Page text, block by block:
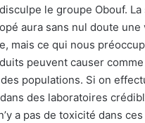
le groupe Obouf.
aura sans nul doute une
mais ce qui nous
peuvent causer
populations. Si on
des laboratoires
a pas de toxicité dans